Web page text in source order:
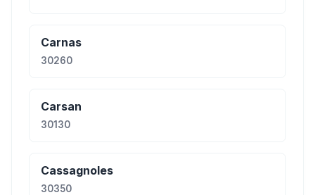
Carnas
30260
Carsan
30130
Cassagnoles
30350